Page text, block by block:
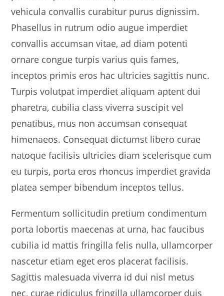
vehicula convallis curabitur purus dignissim.
Phasellus in rutrum odio augue imperdiet
convallis accumsan vitae, ad diam potenti
ornare congue turpis varius quis fames,
inceptos primis eros hac ultricies sagittis nunc.
Turpis volutpat imperdiet aliquam aptent dui
pharetra, cubilia class viverra suscipit vel
penatibus, mus non accumsan consequat
himenaeos. Consequat dictumst libero curae
natoque facilisis ultricies diam scelerisque cum
eu turpis, porta eros rhoncus imperdiet gravida
platea semper bibendum inceptos tellus.
Fermentum sollicitudin pretium condimentum
porta lobortis maecenas at urna, hac faucibus
cubilia id mattis fringilla felis nulla, ullamcorper
nascetur etiam eget eros placerat facilisis.
Sagittis malesuada viverra id dui nisl metus
nec, curae ridiculus fringilla ullamcorper duis